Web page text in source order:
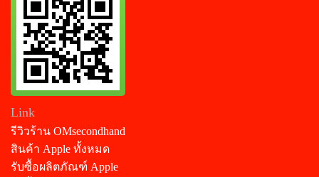
Link
รีวิวร้าน OMsecondhand
สินค้า Apple ทั้งหมด
รับซื้อผลิตภัณฑ์ Apple